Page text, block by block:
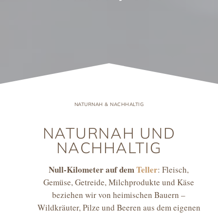
NATURNAH & NACHHALTIG
NATURNAH UND
NACHHALTIG
Null-Kilometer auf demTeller: Fleisch,
Gemüse, Getreide, Milchprodukte und Käse
beziehen wir von heimischen Bauern –
Wildkräuter, Pilze und Beeren aus dem eigenen